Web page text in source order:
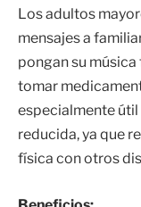
Los adultos
mensajes a
pongan su
tomar
especialmente
reducida, ya que
física con otros